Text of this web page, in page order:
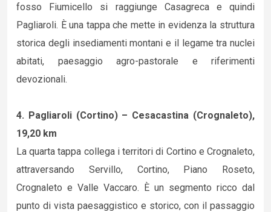
fosso Fiumicello si raggiunge Casagreca e quindi
Pagliaroli. È una tappa che mette in evidenza la struttura
storica degli insediamenti montani e il legame tra nuclei
abitati, paesaggio agro-pastorale e riferimenti
devozionali.
4. Pagliaroli (Cortino) – Cesacastina (Crognaleto),
19,20 km
La quarta tappa collega i territori di Cortino e Crognaleto,
attraversando Servillo, Cortino, Piano Roseto,
Crognaleto e Valle Vaccaro. È un segmento ricco dal
punto di vista paesaggistico e storico, con il passaggio